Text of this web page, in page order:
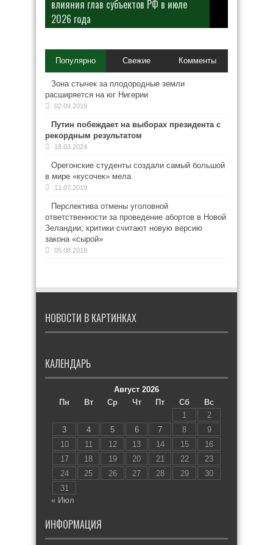
влияния глав субъектов РФ в июле
2026 года
Популярно Свежие Комменты
Зона стычек за плодородные земли
расширяется на юг Нигерии
02.09.2019
Путин побеждает на выборах президента с
рекордным результатом
18.03.2024
Орегонские студенты создали самый большой
в мире «кусочек» мела
11.07.2019
Перспектива отмены уголовной
ответственности за проведение абортов в Новой
Зеландии; критики считают новую версию
закона «сырой»
05.08.2019
НОВОСТИ В КАРТИНКАХ
КАЛЕНДАРЬ
Август 2026
Пн
Вт Ср Чт Пт Сб
Вс
1
2
3
4 5 6 7 8
9
10
11 12 13 14 15
16
17
18 19 20 21 22
23
24
25 26 27 28 29
30
31
« Июл
ИНФОРМАЦИЯ